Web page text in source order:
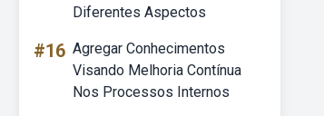
Diferentes Aspectos
#16 Agregar Conhecimentos
Visando Melhoria Contínua
Nos Processos Internos